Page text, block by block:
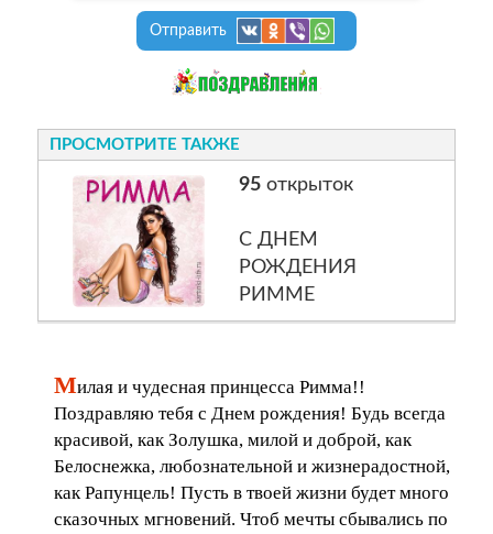
Отправить
ПРОСМОТРИТЕ ТАКЖЕ
95открыток
С ДНЕМ
РОЖДЕНИЯ
РИММЕ
Милая и чудесная принцесса Римма!!
Поздравляю тебя с Днем рождения! Будь всегда
красивой, как Золушка, милой и доброй, как
Белоснежка, любознательной и жизнерадостной,
как Рапунцель! Пусть в твоей жизни будет много
сказочных мгновений. Чтоб мечты сбывались по